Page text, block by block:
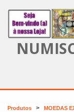
Produtos > MOEDAS